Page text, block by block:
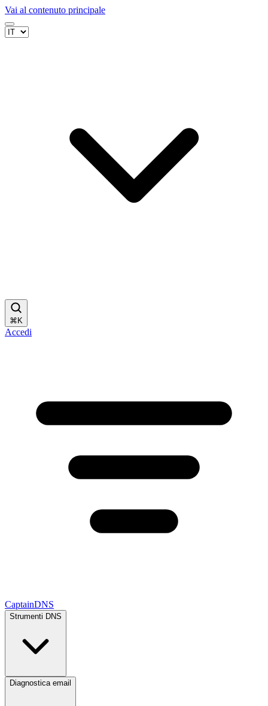
Vai al contenuto principale
⌘ K
Accedi
CaptainDNS
Strumenti DNS
Diagnostica email